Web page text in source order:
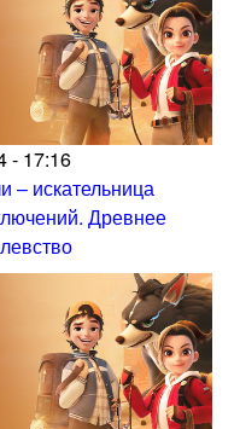
- 17:16
– искательница
Древнее